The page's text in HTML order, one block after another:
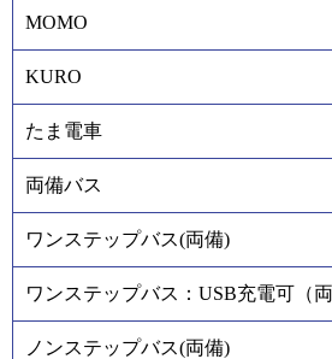
MOMO
KURO
たま電車
両備バス
ワンステップバス(両備)
ワンステップバス：USB充電可（両
ノンステップバス(両備)